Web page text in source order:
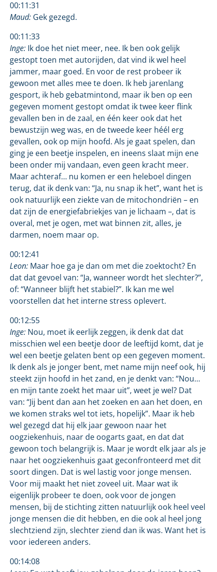
00:11:31
Maud: Gek gezegd.
00:11:33
Inge: Ik doe het niet meer, nee. Ik ben ook gelijk
gestopt toen met autorijden, dat vind ik wel heel
jammer, maar goed. En voor de rest probeer ik
gewoon met alles mee te doen. Ik heb jarenlang
gesport, ik heb gebatmintond, maar ik ben op een
gegeven moment gestopt omdat ik twee keer flink
gevallen ben in de zaal, en één keer ook dat het
bewustzijn weg was, en de tweede keer héél erg
gevallen, ook op mijn hoofd. Als je gaat spelen, dan
ging je een beetje inspelen, en ineens slaat mijn ene
been onder mij vandaan, even geen kracht meer.
Maar achteraf… nu komen er een heleboel dingen
terug, dat ik denk van: “Ja, nu snap ik het”, want het is
ook natuurlijk een ziekte van de mitochondriën – en
dat zijn de energiefabriekjes van je lichaam –, dat is
overal, met je ogen, met wat binnen zit, alles, je
darmen, noem maar op.
00:12:41
Leon: Maar hoe ga je dan om met die zoektocht? En
dat dat gevoel van: “Ja, wanneer wordt het slechter?”,
of: “Wanneer blijft het stabiel?”. Ik kan me wel
voorstellen dat het interne stress oplevert.
00:12:55
Inge: Nou, moet ik eerlijk zeggen, ik denk dat dat
misschien wel een beetje door de leeftijd komt, dat je
wel een beetje gelaten bent op een gegeven moment.
Ik denk als je jonger bent, met name mijn neef ook, hij
steekt zijn hoofd in het zand, en je denkt van: “Nou…
en mijn tante zoekt het maar uit”, weet je wel? Dat
van: “Jij bent dan aan het zoeken en aan het doen, en
we komen straks wel tot iets, hopelijk”. Maar ik heb
wel gezegd dat hij elk jaar gewoon naar het
oogziekenhuis, naar de oogarts gaat, en dat dat
gewoon toch belangrijk is. Maar je wordt elk jaar als je
naar het oogziekenhuis gaat geconfronteerd met dit
soort dingen. Dat is wel lastig voor jonge mensen.
Voor mij maakt het niet zoveel uit. Maar wat ik
eigenlijk probeer te doen, ook voor de jongen
mensen, bij de stichting zitten natuurlijk ook heel veel
jonge mensen die dit hebben, en die ook al heel jong
slechtziend zijn, slechter ziend dan ik was. Want het is
voor iedereen anders.
00:14:08